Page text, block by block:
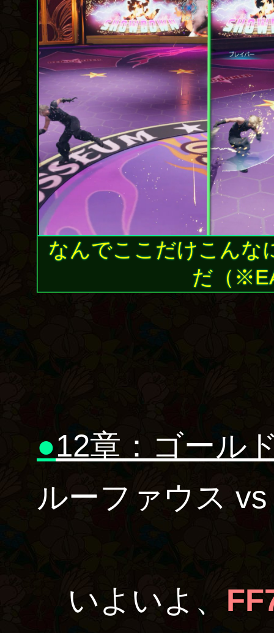
なんでここだけこんな
だ（
●12章：ゴール
ルーファウス
いよいよ、